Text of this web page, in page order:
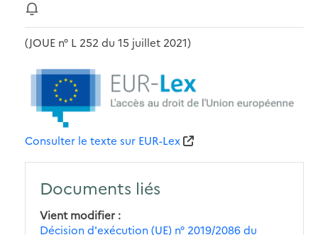
(JOUE n° L 252 du 15 juillet 2021)
Consulter le texte sur EUR-Lex
Documents liés
Vient modifier
Décision d'exécution (UE) n° 2019/2086 du